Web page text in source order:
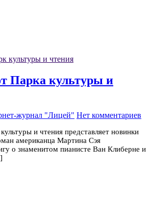
культуры и чтения
Парка культуры и
журнал "Лицей" Нет комментариев
и чтения представляет новинки
американца Мартина Сэя
о знаменитом пианисте Ван Клиберне и